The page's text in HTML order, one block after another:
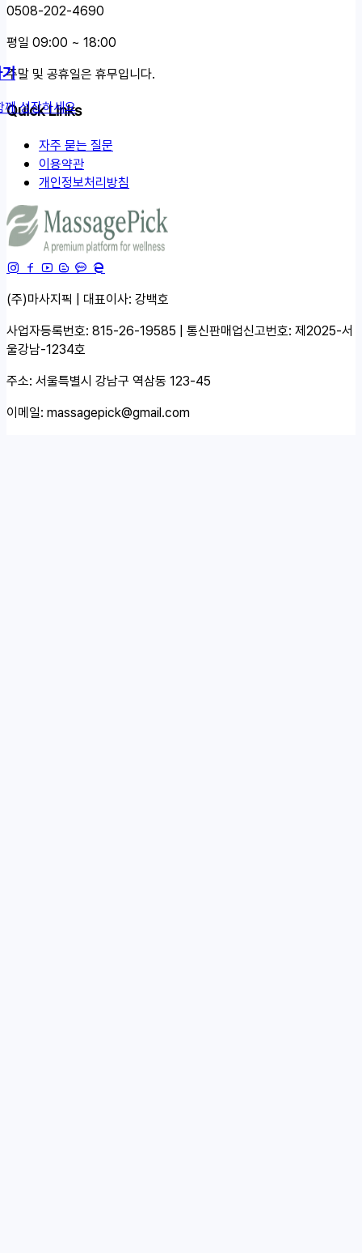
0508-202-4690
평일 09:00 ~ 18:00
주말 및 공휴일은 휴무입니다.
Quick Links
자주 묻는 질문
이용약관
개인정보처리방침
(주)마사지픽 | 대표이사: 강백호
사업자등록번호: 815-26-19585 | 통신판매업신고번호: 제2025-서
울강남-1234호
주소: 서울특별시 강남구 역삼동 123-45
이메일: massagepick@gmail.com
께 성장하세요